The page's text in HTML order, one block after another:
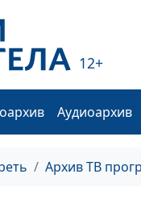
12+
Аудиоархив
Архив ТВ